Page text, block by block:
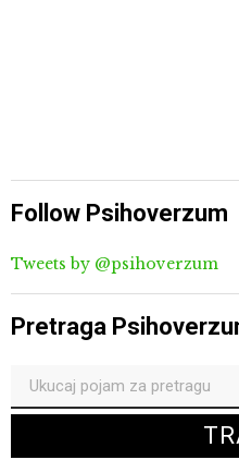
Follow Psihoverzum
Tweets by @psihoverzum
Pretraga